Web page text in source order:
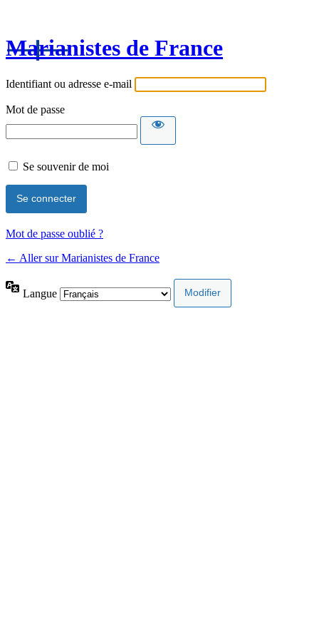
Marianistes de France
Identifiant ou adresse e-mail
Mot de passe
Se souvenir de moi
Mot de passe oublié ?
← Aller sur Marianistes de France
Langue